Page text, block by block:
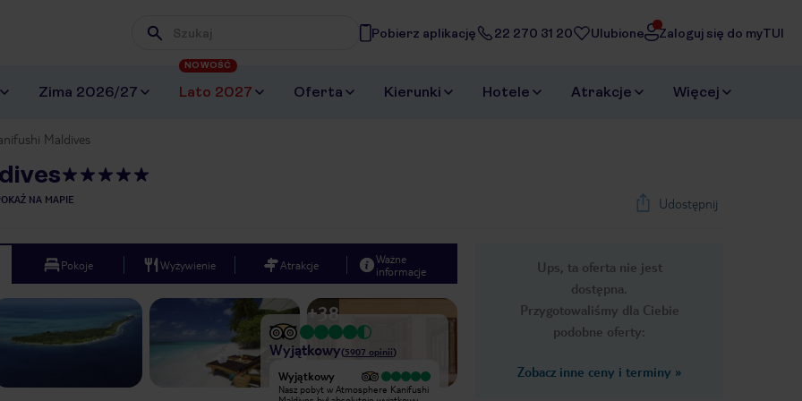
Wpisz frazę, której szukasz
Pobierz aplikację 22 270 31 20 Ulubione Zaloguj się do myTUI
Zima 2026/27 Lato 2027
NOWOŚĆ
Oferta Kierunki Hotele Atrakcje Więcej
Maldives
NA MAPIE Udostępnij
Ups, ta oferta nie jest
dostępna.
Przygotowaliśmy dla Ciebie
podobne oferty:
Zobacz inne ceny i terminy »
Pokoje Wyżywienie Atrakcje
Ważne
informacje
Next slide
1/44
+38
Wyjątkowy(5907 opinii)
Wyjątkowy
W hotelu Kanifushi Atmosphere
Wyjątkowy
Nasz pobyt w Atmosphere Kanifushi
Wyjątkowy